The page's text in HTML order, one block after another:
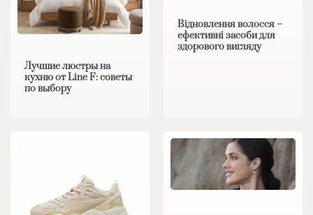
Лучшие люстры на
кухню от Line F: советы
по выбору
Відновлення волосся –
ефективні засоби для
здорового вигляду